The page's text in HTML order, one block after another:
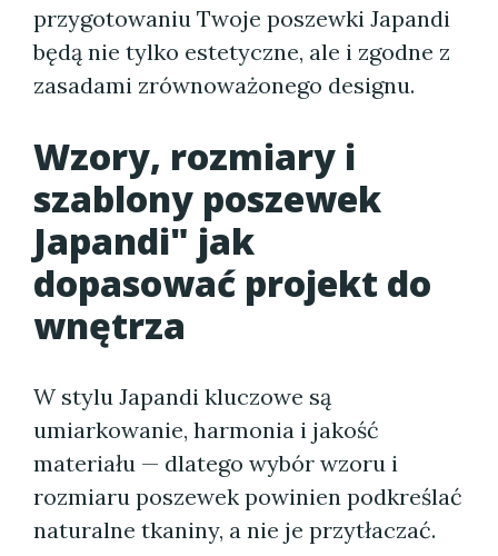
przygotowaniu Twoje poszewki Japandi
będą nie tylko estetyczne, ale i zgodne z
zasadami zrównoważonego designu.
Wzory, rozmiary i
szablony poszewek
Japandi" jak
dopasować projekt do
wnętrza
W stylu Japandi kluczowe są
umiarkowanie, harmonia i jakość
materiału — dlatego wybór wzoru i
rozmiaru poszewek powinien podkreślać
naturalne tkaniny, a nie je przytłaczać.